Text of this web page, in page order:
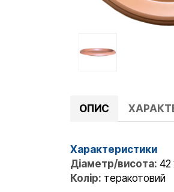
ОПИС
Характеристики
Діаметр/висота: 42
Колір: теракотовий